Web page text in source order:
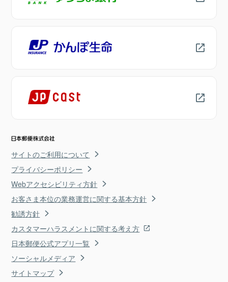
サイトのご利用について
プライバシーポリシー
Webアクセシビリティ方針
お客さま本位の業務運営に関する基本方針
勧誘方針
カスタマーハラスメントに関する考え方
日本郵便公式アプリ一覧
ソーシャルメディア
サイトマップ